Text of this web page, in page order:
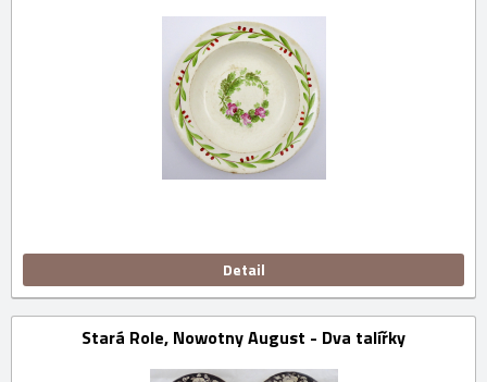
Detail
Stará Role, Nowotny August - Dva talířky